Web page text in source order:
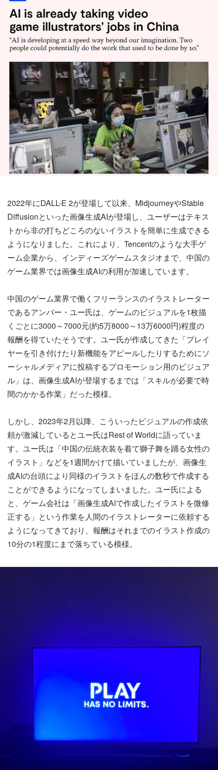
2022年にDALL-E 2が登場して以来、MidjourneyやStable
Diffusionといった画像生成AIが登場し、ユーザーはテキス
トから非の打ちどころのないイラストを簡単に生成できる
ようになりました。これにより、Tencentのような大手ゲ
ーム企業から、インディーズゲームスタジオまで、中国の
ゲーム業界では画像生成AIの利用が加速しています。
中国のゲーム業界で働くフリーランスのイラストレーター
であるアンバー・ユー氏は、ゲームのビジュアルを1枚描
くごとに3000～7000元(約5万8000～13万6000円)程度の
報酬を得ていたそうです。ユー氏が作成してきた「プレイ
ヤーを引き付けたり新機能をアピールしたりするためにソ
ーシャルメディアに投稿するプロモーション用のビジュア
ル」は、画像生成AIが登場するまでは「スキルが必要で時
間のかかる作業」だった模様。
しかし、2023年2月以降、こういったビジュアルの作成依
頼が激減しているとユー氏はRest of Worldに語っていま
す。ユー氏は「中国の伝統衣装を着て獅子舞を踊る女性の
イラスト」などを1週間かけて描いていましたが、画像生
成AIの台頭により同様のイラストをほんの数秒で作成する
ことができるようになってしまいました。ユー氏による
と、ゲーム会社は「画像生成AIで作成したイラストを微修
正する」という作業を人間のイラストレーターに依頼する
ようになってきており、報酬はそれまでのイラスト作成の
10分の1程度にまで落ちている模様。